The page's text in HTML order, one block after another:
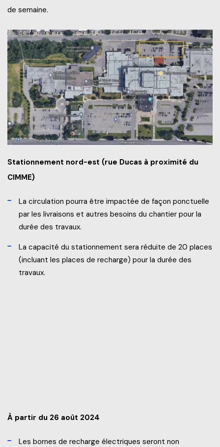
de semaine.
Stationnement nord-est (rue Ducas à proximité du
CIMME)
La circulation pourra être impactée de façon ponctuelle
par les livraisons et autres besoins du chantier pour la
durée des travaux.
La capacité du stationnement sera réduite de 20 places
(incluant les places de recharge) pour la durée des
travaux.
À partir du 26 août 2024
Les bornes de recharge électriques seront non